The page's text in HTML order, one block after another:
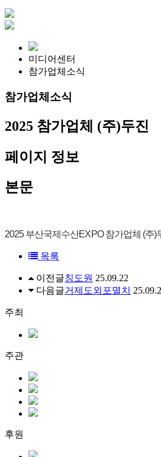
미디어센터
참가업체소식
참가업체소식
2025 참가업체
(주)두진
페이지 정보
본문
2025 부산국제수산EXPO 참가업체 (주)
목록
이전글칭도원 25.09.22
다음글거제도외포멸치
주최
주관
후원